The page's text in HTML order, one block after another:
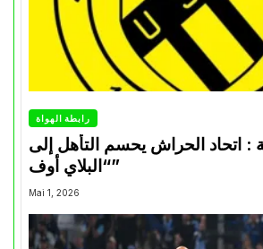
رابطة الهواة
: اتحاد الحراش يحسم التأهل إلى
“البلاي أوف”
Mai 1, 2026